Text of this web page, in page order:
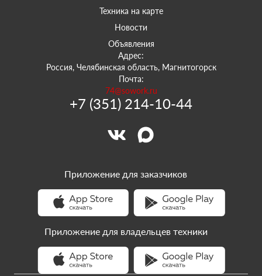
Техника на карте
Новости
Объявления
Адрес:
Россия, Челябинская область, Магнитогорск
Почта:
74@sowork.ru
+7 (351) 214-10-44
Приложение для заказчиков
Приложение для владельцев техники